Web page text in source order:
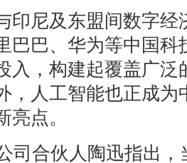
印尼及东盟间数字经
巴巴、华为等中国科
入，构建起覆盖广泛
，人工智能也正成为
亮点。
司合伙人陶迅指出